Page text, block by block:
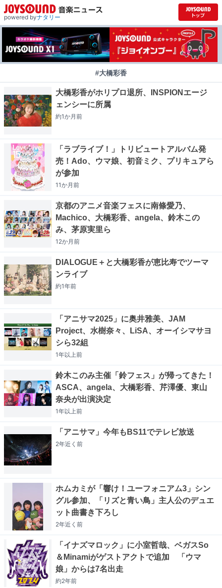
powered byナタリー
#大橋彩香
大橋彩香がホリプロ退所、INSPIONエージ
ェンシーに所属
約1か月前
「ラブライブ！」トリビュートアルバム発
売！Ado、ウマ娘、初音ミク、プリキュアら
が参加
11か月前
京都のアニメ音楽フェスに南條愛乃、
Machico、大橋彩香、angela、鈴木この
み、茅原実里ら
12か月前
DIALOGUE＋と大橋彩香が恵比寿でツーマ
ンライブ
約1年前
「アニサマ2025」に奥井雅美、JAM
Project、水樹奈々、LiSA、オーイシマサヨ
シら32組
1年以上前
鈴木このみ主催「鈴フェス」が帰ってきた！
ASCA、angela、大橋彩香、芹澤優、東山
奈央が出演決定
1年以上前
「アニサマ」今年もBS11でテレビ放送
2年近く 前
ホムカミが「響け！ユーフォニアム3」シン
グル参加、「リズと青い鳥」主人公のデュエ
ット曲書き下ろし
2年近く 前
「イナズマロック」に小室哲哉、ベガスSo
＆Minamiがゲストアクトで追加 「ウマ
娘」からは7名出走
約2年前